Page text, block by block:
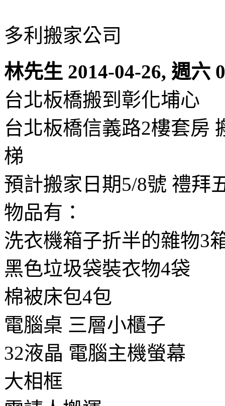
多利搬家公司
林先生 2014-04-26, 週六
台北板橋搬到彰化埔心
台北板橋信義路2樓套房
梯
預計搬家日期5/8號 禮拜
物品有：
洗衣機箱子折半的雜物3
黑色垃圾袋裝衣物4袋
棉被床包4包
電腦桌 三層小櫃子
32液晶 電腦主機螢幕
大相框